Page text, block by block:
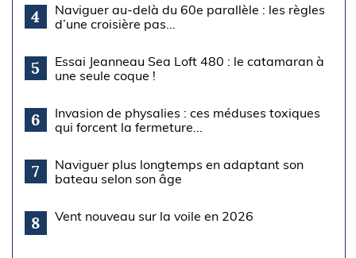
4
Naviguer au-delà du 60e parallèle : les règles
d’une croisière pas...
5
Essai Jeanneau Sea Loft 480 : le catamaran à
une seule coque !
6
Invasion de physalies : ces méduses toxiques
qui forcent la fermeture...
7
Naviguer plus longtemps en adaptant son
bateau selon son âge
8 Vent nouveau sur la voile en 2026